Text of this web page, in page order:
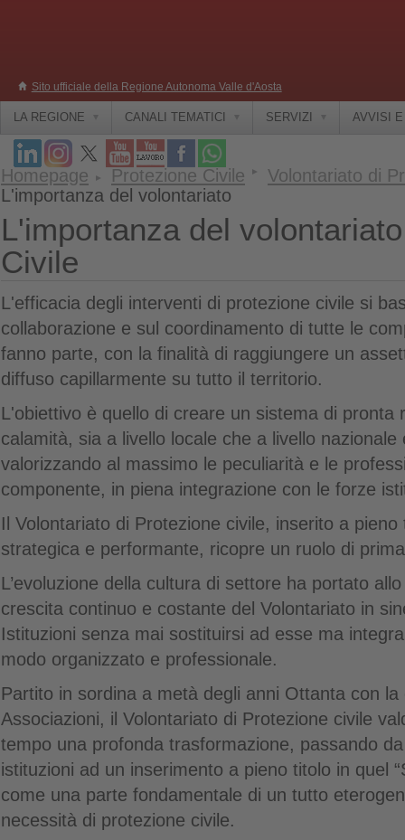
Sito ufficiale della Regione Autonoma Valle d'Aosta
LA REGIONE CANALI TEMATICI SERVIZI AVVISI
Homepage Protezione Civile
Volontariato di
L'importanza del volontariato
L'importanza del
Civile
L'efficacia degli interventi di protezione civile si
collaborazione e sul coordinamento di tutte le
fanno parte, con la finalità di raggiungere un
diffuso capillarmente su tutto il territorio.
L'obiettivo è quello di creare un sistema di pronta
calamità, sia a livello locale che a livello nazionale
valorizzando al massimo le peculiarità e le
componente, in piena integrazione con le forze
Il Volontariato di Protezione civile, inserito a
strategica e performante, ricopre un ruolo di
L’evoluzione della cultura di settore ha portato
crescita continuo e costante del Volontariato in
Istituzioni senza mai sostituirsi ad esse ma
modo organizzato e professionale.
Partito in sordina a metà degli anni Ottanta con
Associazioni, il Volontariato di Protezione civile
tempo una profonda trasformazione, passando da
istituzioni ad un inserimento a pieno titolo in quel
come una parte fondamentale di un tutto
necessità di protezione civile.